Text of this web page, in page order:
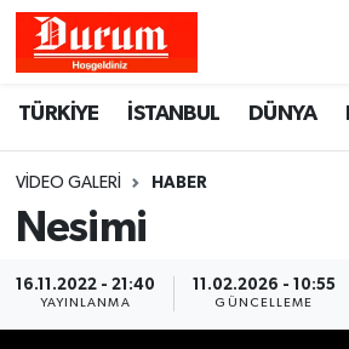
TÜRKİYE İSTANBUL DÜNYA
VIDEO GALERI HABER
Nesimi
16.11.2022 - 21:40
YAYINLANMA
11.02.2026 - 10:55
GÜNCELLEME
Hava Durumu
Namaz Vakitleri
Trafik Durumu